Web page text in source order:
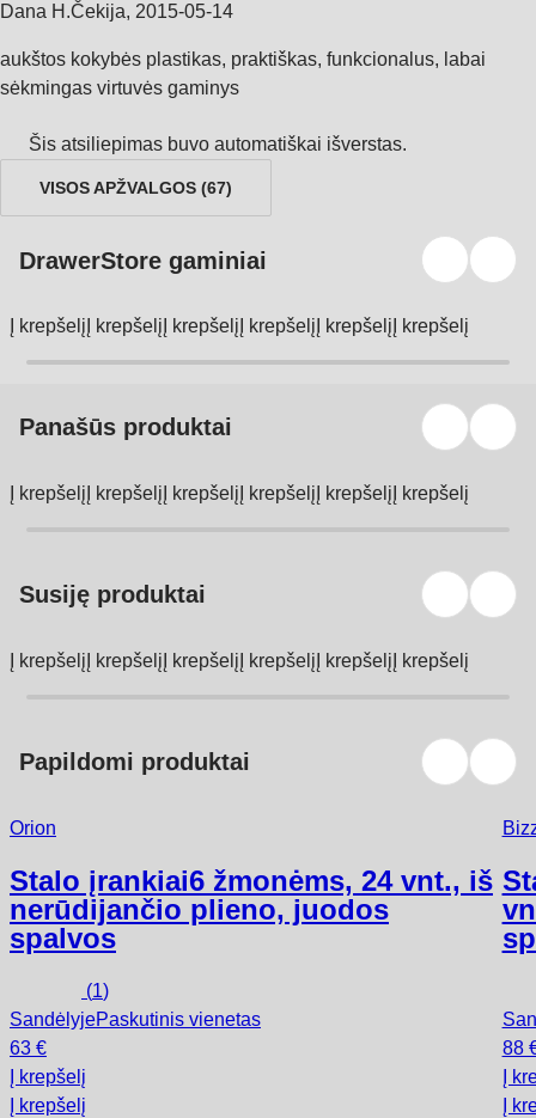
Dana H.Čekija, 2015‑05‑14
aukštos kokybės plastikas, praktiškas, funkcionalus, labai
sėkmingas virtuvės gaminys
Šis atsiliepimas buvo automatiškai išverstas.
VISOS APŽVALGOS (67)
DrawerStore gaminiai
Į krepšelį Į krepšelį Į krepšelį Į krepšelį Į krepšelį Į krepšelį
Panašūs produktai
Į krepšelį Į krepšelį Į krepšelį Į krepšelį Į krepšelį Į krepšelį
Susiję produktai
Į krepšelį Į krepšelį Į krepšelį Į krepšelį Į krepšelį Į krepšelį
Papildomi produktai
Orion
Stalo įrankiai6 žmonėms, 24 vnt., iš
nerūdijančio plieno, juodos
spalvos
(1)
SandėlyjePaskutinis vienetas
63 €
Į krepšelį
Į krepšelį
88
Į
Į